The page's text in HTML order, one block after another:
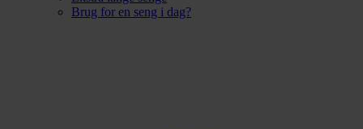
Brug for en seng i dag?